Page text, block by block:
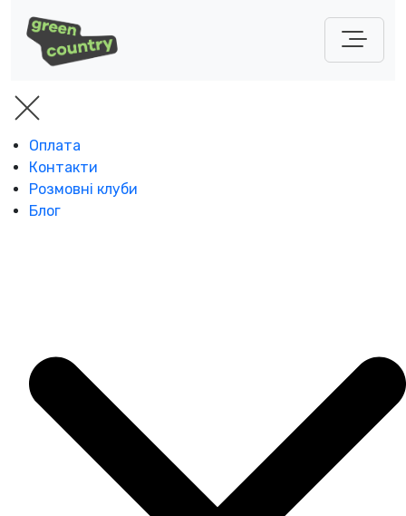
Оплата
Контакти
Розмовні клуби
Блог